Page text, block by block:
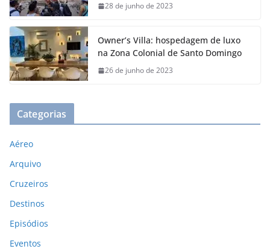
28 de junho de 2023
Owner’s Villa: hospedagem de luxo
na Zona Colonial de Santo Domingo
26 de junho de 2023
Categorias
Aéreo
Arquivo
Cruzeiros
Destinos
Episódios
Eventos